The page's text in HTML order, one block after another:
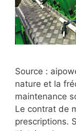
Source :
nature et la
maintenance
Le contrat de
prescriptions.